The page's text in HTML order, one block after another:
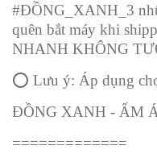
#ĐỒNG_XANH_3
quên bắt máy khi
NHANH KHÔNG
⭕ Lưu ý: Áp dụng
ĐỒNG XANH - ẤM
=============